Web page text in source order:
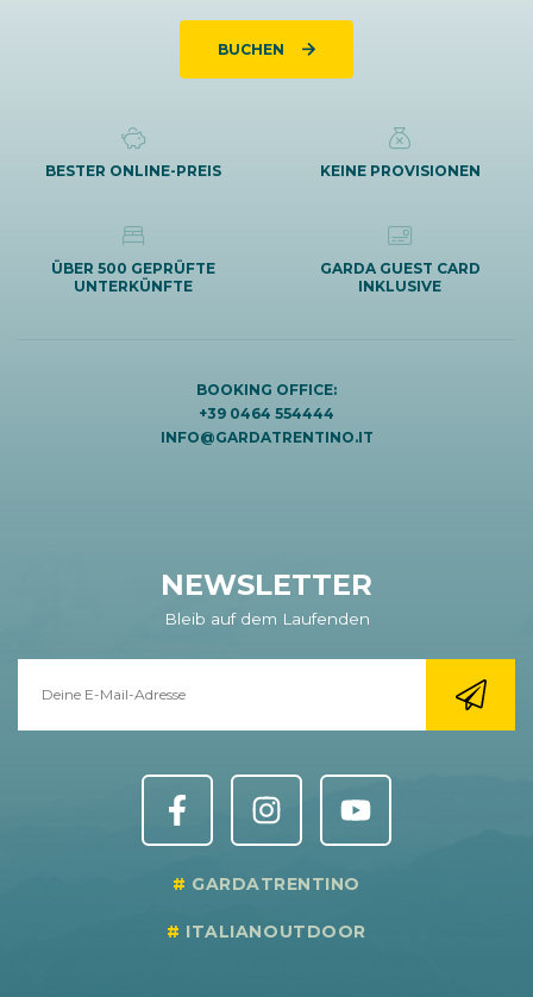
BUCHEN
BESTER ONLINE-PREIS KEINE PROVISIONEN
ÜBER 500 GEPRÜFTE
UNTERKÜNFTE
GARDA GUEST CARD
INKLUSIVE
BOOKING OFFICE:
+39 0464 554444
INFO@GARDATRENTINO.IT
NEWSLETTER
Bleib auf dem Laufenden
GARDATRENTINO
ITALIANOUTDOOR